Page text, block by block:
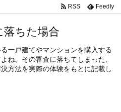
RSS Feedly
落ちた場合
一戸建てやマンションを購入する
ね。その審査に落ちてしまった、
方法を実際の体験をもとに記載し